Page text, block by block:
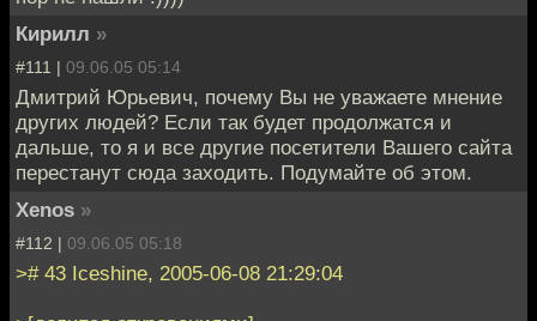
Кирилл »
#111 | 09.06.05 05:14
Дмитрий Юрьевич, почему Вы не уважаете мнение
других людей? Если так будет продолжатся и
дальше, то я и все другие посетители Вашего сайта
перестанут сюда заходить. Подумайте об этом.
Xenos »
#112 | 09.06.05 05:18
># 43 Iceshine, 2005-06-08 21:29:04